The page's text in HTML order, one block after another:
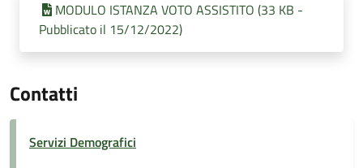
MODULO ISTANZA VOTO ASSISTITO (33 KB -
Pubblicato il 15/12/2022)
Contatti
Servizi Demografici